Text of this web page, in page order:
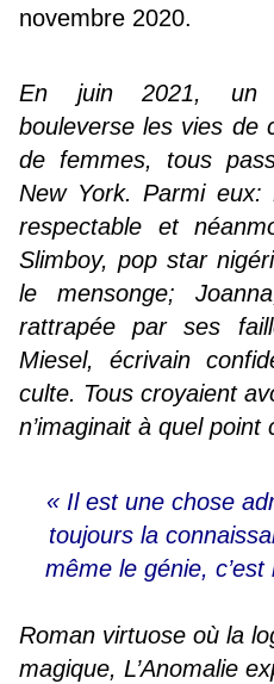
novembre 2020.
En juin 2021, un
bouleverse les vies de
de femmes, tous
New York.Parmi eux:
respectable et
Slimboy, pop star
le mensonge;
rattrapée par ses
Miesel, écrivain
culte. Tous croyaient
n’imaginait à quel point
« Il est une chose
toujours la
même le génie, c’est
Roman virtuose où la
magique, L’Anomalie